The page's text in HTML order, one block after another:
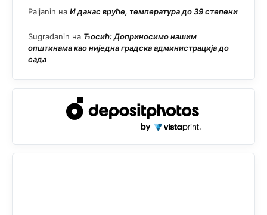
Paljanin на И данас вруће, температура до 39 степени
Sugrađanin на Ћосић: Доприносимо нашим
општинама као ниједна градска администрација до
сада